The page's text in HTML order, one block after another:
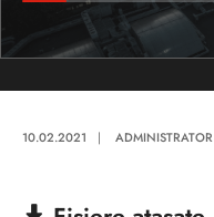
10.02.2021 | ADMINISTRATOR